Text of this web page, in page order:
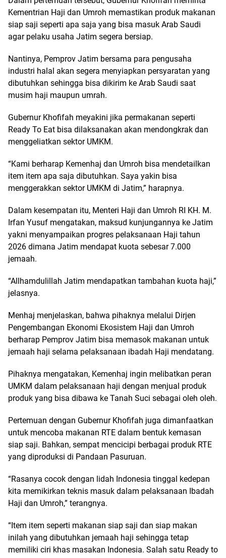
Kementrian Haji dan Umroh memastikan produk makanan
siap saji seperti apa saja yang bisa masuk Arab Saudi
agar pelaku usaha Jatim segera bersiap.
Nantinya, Pemprov Jatim bersama para pengusaha
industri halal akan segera menyiapkan persyaratan yang
dibutuhkan sehingga bisa dikirim ke Arab Saudi saat
musim haji maupun umrah.
Gubernur Khofifah meyakini jika permakanan seperti
Ready To Eat bisa dilaksanakan akan mendongkrak dan
menggeliatkan sektor UMKM.
“Kami berharap Kemenhaj dan Umroh bisa mendetailkan
item item apa saja dibutuhkan. Saya yakin bisa
menggerakkan sektor UMKM di Jatim,” harapnya.
Dalam kesempatan itu, Menteri Haji dan Umroh RI KH. M.
Irfan Yusuf mengatakan, maksud kunjungannya ke Jatim
yakni menyampaikan progres pelaksanaan Haji tahun
2026 dimana Jatim mendapat kuota sebesar 7.000
jemaah.
“Allhamdulillah Jatim mendapatkan tambahan kuota haji,”
jelasnya.
Menhaj menjelaskan, bahwa pihaknya melalui Dirjen
Pengembangan Ekonomi Ekosistem Haji dan Umroh
berharap Pemprov Jatim bisa memasok makanan untuk
jemaah haji selama pelaksanaan ibadah Haji mendatang.
Pihaknya mengatakan, Kemenhaj ingin melibatkan peran
UMKM dalam pelaksanaan haji dengan menjual produk
produk yang bisa dibawa ke Tanah Suci sebagai oleh oleh.
Pertemuan dengan Gubernur Khofifah juga dimanfaatkan
untuk mencoba makanan RTE dalam bentuk kemasan
siap saji. Bahkan, sempat mencicipi berbagai produk RTE
yang diproduksi di Pandaan Pasuruan.
“Rasanya cocok dengan lidah Indonesia tinggal kedepan
kita memikirkan teknis masuk dalam pelaksanaan Ibadah
Haji dan Umroh,” terangnya.
“Item item seperti makanan siap saji dan siap makan
inilah yang dibutuhkan jemaah haji sehingga tetap
memiliki ciri khas masakan Indonesia. Salah satu Ready to